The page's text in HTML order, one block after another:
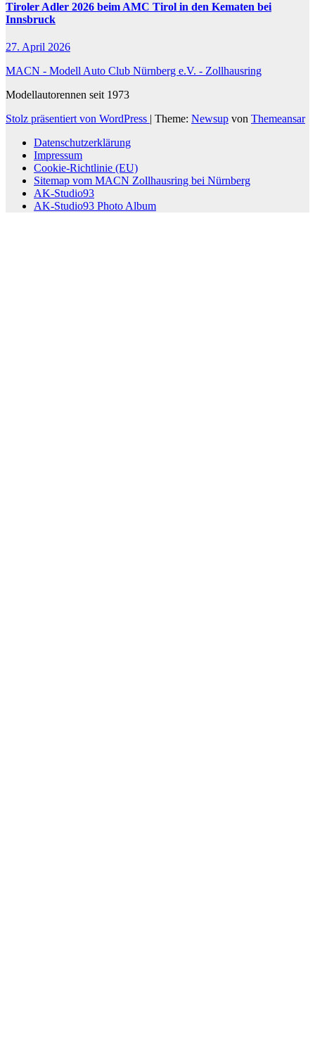
Tiroler Adler 2026 beim AMC Tirol in den Kematen bei
Innsbruck
27. April 2026
MACN - Modell Auto Club Nürnberg e.V. - Zollhausring
Modellautorennen seit 1973
Stolz präsentiert von WordPress | Theme: Newsup von Themeansar
Datenschutzerklärung
Impressum
Cookie-Richtlinie (EU)
Sitemap vom MACN Zollhausring bei Nürnberg
AK-Studio93
AK-Studio93 Photo Album